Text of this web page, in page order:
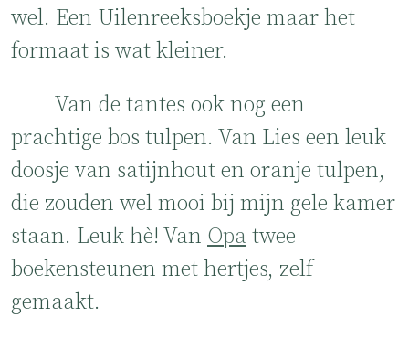
wel. Een Uilenreeksboekje maar het
formaat is wat kleiner.
Van de tantes ook nog een
prachtige bos tulpen. Van Lies een leuk
doosje van satijnhout en oranje tulpen,
die zouden wel mooi bij mijn gele kamer
staan. Leuk hè! Van Opa twee
boekensteunen met hertjes, zelf
gemaakt.